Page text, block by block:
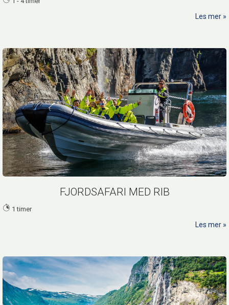
FJORDSAFARI MED RIB
1 timer
Les mer
Les mer